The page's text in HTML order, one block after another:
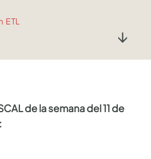
↓
ETL
de la semana del 11 de